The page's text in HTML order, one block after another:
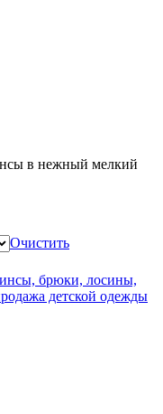
в нежный мелкий
Очистить
брюки, лосины,
детской одежды